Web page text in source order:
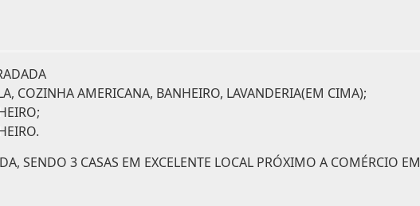
COZINHA AMERICANA, BANHEIRO, LAVANDERIA(EM CIMA);
SENDO 3 CASAS EM EXCELENTE LOCAL PRÓXIMO A COMÉRCIO EM